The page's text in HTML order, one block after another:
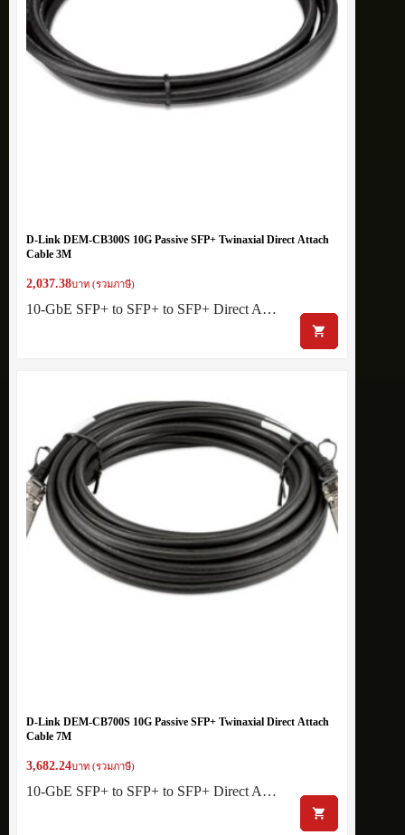
D-Link DEM-CB300S 10G Passive SFP+ Twinaxial Direct Attach
Cable 3M
2,037.38บาท (รวมภาษี)
10-GbE SFP+ to SFP+ to SFP+ Direct A…
D-Link DEM-CB700S 10G Passive SFP+ Twinaxial Direct Attach
Cable 7M
3,682.24บาท (รวมภาษี)
10-GbE SFP+ to SFP+ to SFP+ Direct A…